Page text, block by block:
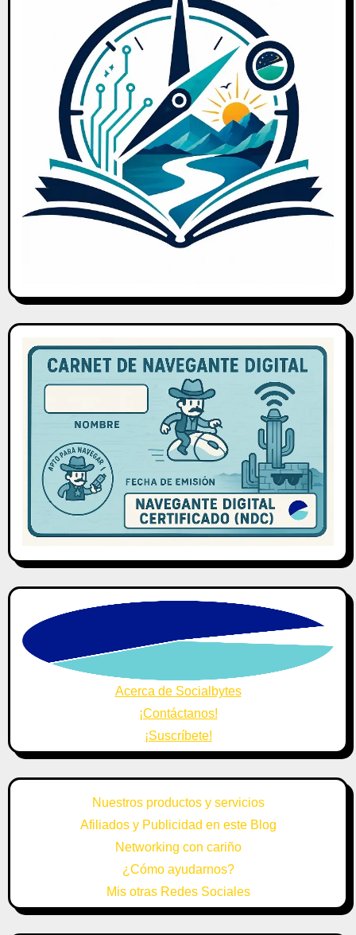
Acerca de Socialbytes
¡Contáctanos!
¡Suscríbete!
Nuestros productos y servicios
Afiliados y Publicidad en este Blog
Networking con cariño
¿Cómo ayudarnos?
Mis otras Redes Sociales